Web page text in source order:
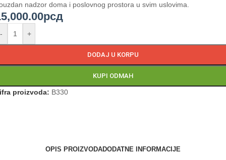
nadzor doma i poslovnog prostora u svim uslovima.
рсд
- +
DODAJ U KORPU
KUPI ODMAH
proizvoda: B330
OPIS PROIZVODADODATNE INFORMACIJE